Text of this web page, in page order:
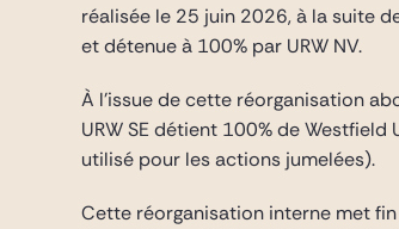
réalisée le 25 juin 2026, à la suite
et détenue à 100% par URW NV.
À l’issue de cette réorganisation
URW SE détient 100% de
utilisé pour les actions jumelées).
Cette réorganisation interne met